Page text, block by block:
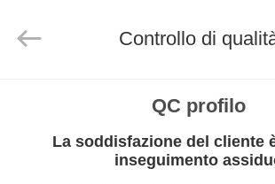
PRODOTTI
Display
Technology
Controllo di
QC profilo
La soddisfazione del cliente
inseguimento